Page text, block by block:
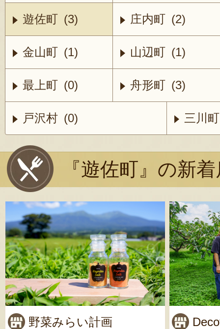
遊佐町 (3) 庄内町 (2)
金山町 (1) 山辺町 (1)
最上町 (0) 舟形町 (3)
戸沢村 (0) 三川
『遊佐町』の新
野菜みらい計画